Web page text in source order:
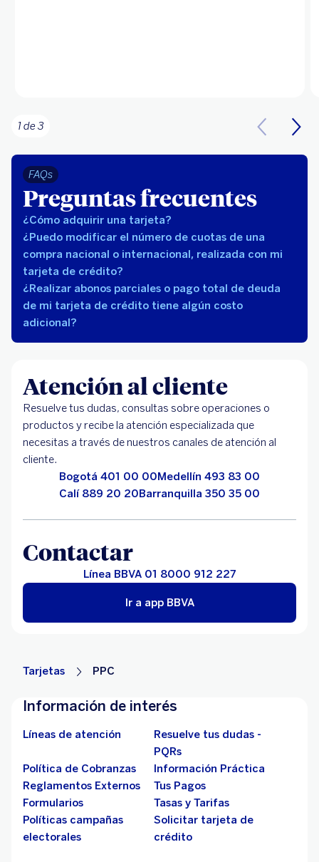
1 de 3
FAQs
Preguntas frecuentes
¿Cómo adquirir una tarjeta?
¿Puedo modificar el número de cuotas de una
compra nacional o internacional, realizada con mi
tarjeta de crédito?
¿Realizar abonos parciales o pago total de deuda
de mi tarjeta de crédito tiene algún costo
adicional?
Atención al cliente
Resuelve tus dudas, consultas sobre operaciones o
productos y recibe la atención especializada que
necesitas a través de nuestros canales de atención al
cliente.
Bogotá 401 00 00Medellín 493 83 00
Calí 889 20 20Barranquilla 350 35 00
Contactar
Línea BBVA 01 8000 912 227
Ir a app BBVA
Tarjetas PPC
Información de interés
Líneas de atención
Resuelve tus dudas -
PQRs
Política de Cobranzas
Información Práctica
Reglamentos Externos
Tus Pagos
Formularios
Tasas y Tarifas
Políticas campañas
electorales
Solicitar tarjeta de
crédito